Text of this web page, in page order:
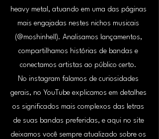
heavy metal, atuando em uma das páginas
mais engajadas nestes nichos musicais
(@moshinhell). Analisamos lançamentos,
compartilhamos histórias de bandas e
conectamos artistas ao público certo.
No instagram falamos de curiosidades
gerais, no YouTube explicamos em detalhes
os significados mais complexos das letras
de suas bandas preferidas, e aqui no site
deixamos você sempre atualizado sobre os